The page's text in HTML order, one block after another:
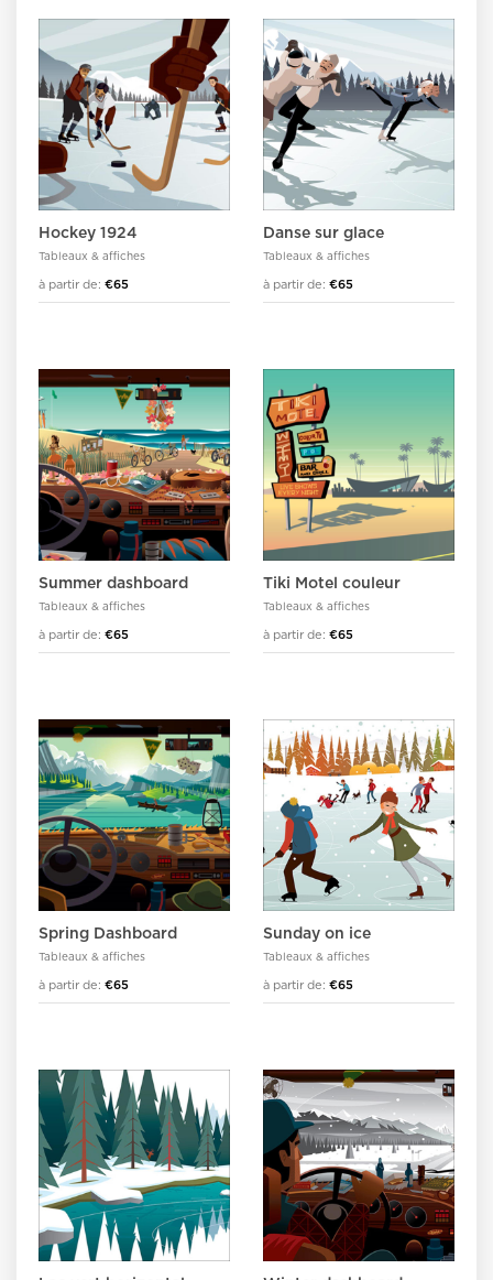
Hockey 1924
Tableaux & affiches
à partir de: €65
Danse sur glace
Tableaux & affiches
à partir de: €65
Summer dashboard
Tableaux & affiches
à partir de: €65
Tiki Motel couleur
Tableaux & affiches
à partir de: €65
Spring Dashboard
Tableaux & affiches
à partir de: €65
Sunday on ice
Tableaux & affiches
à partir de: €65